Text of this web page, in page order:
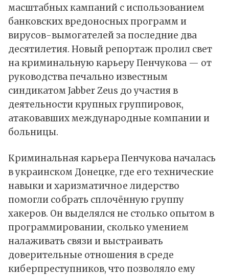
масштабных кампаний с использованием
банковских вредоносных программ и
вирусов-вымогателей за последние два
десятилетия. Новый репортажпролил свет
на криминальную карьеру Пенчукова — от
руководства печально известным
синдикатом Jabber Zeus до участия в
деятельности крупных группировок,
атаковавших международные компании и
больницы.
Криминальная карьера Пенчукова началась
в украинском Донецке, где его технические
навыки и харизматичное лидерство
помогли собрать сплочённую группу
хакеров. Он выделялся не столько опытом в
программировании, сколько умением
налаживать связи и выстраивать
доверительные отношения в среде
киберпреступников, что позволяло ему